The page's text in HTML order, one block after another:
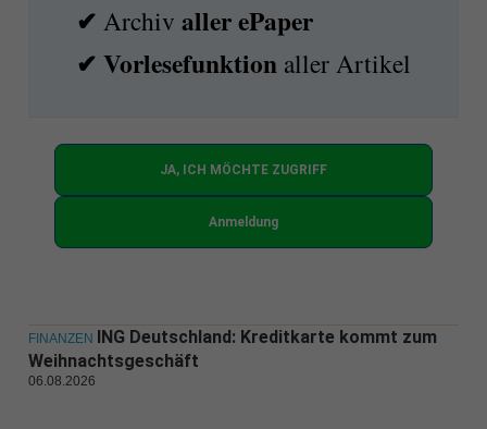
✔Archivaller ePaper
✔Vorlesefunktion aller Artikel
JA, ICH MÖCHTE ZUGRIFF
Anmeldung
FINANZEN
ING Deutschland: Kreditkarte kommt zum
Weihnachtsgeschäft
06.08.2026